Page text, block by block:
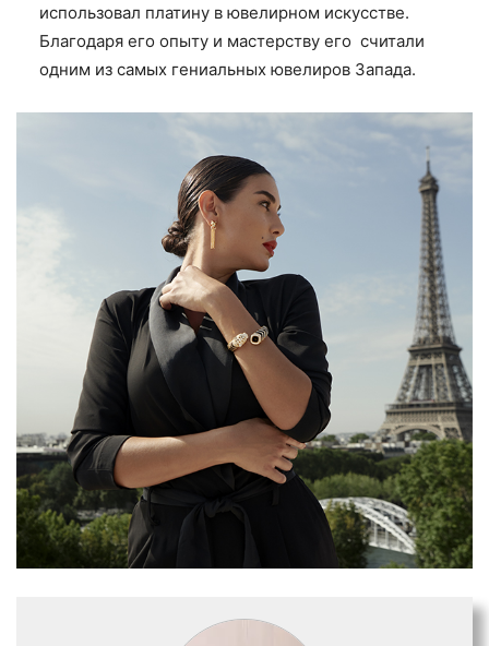
использовал платину в ювелирном искусстве.
Благодаря его опыту и мастерству его считали
одним из самых гениальных ювелиров Запада.